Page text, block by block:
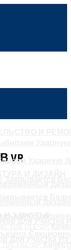
Ударную
И ДИЗАЙН
И ЗДРОВЬЕ
VR